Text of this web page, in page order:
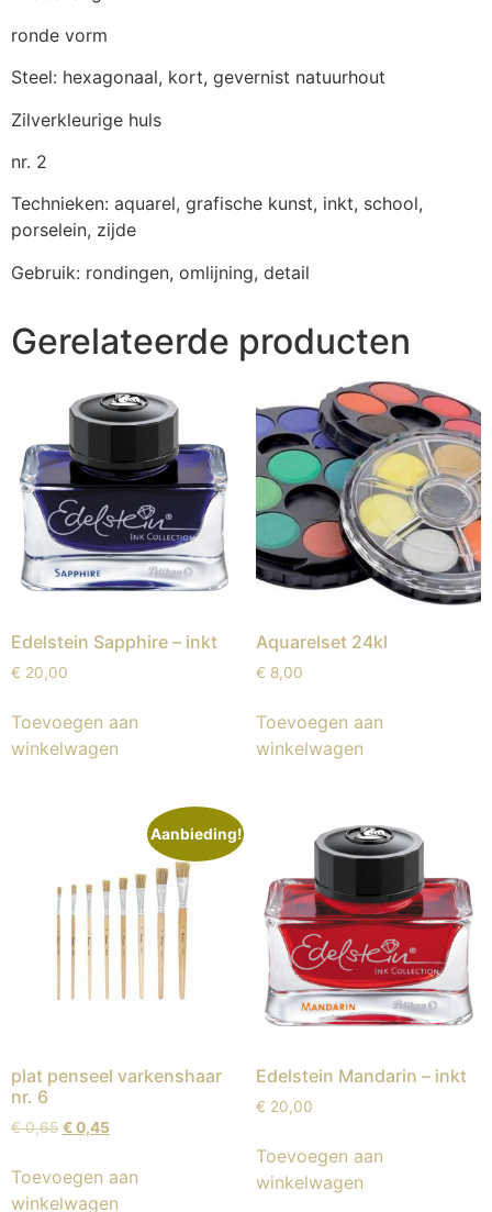
ronde vorm
Steel: hexagonaal, kort, gevernist natuurhout
Zilverkleurige huls
nr. 2
Technieken: aquarel, grafische kunst, inkt, school,
porselein, zijde
Gebruik: rondingen, omlijning, detail
Gerelateerde producten
Edelstein Sapphire – inkt
€ 20,00
Toevoegen aan
winkelwagen
Aquarelset 24kl
€ 8,00
Toevoegen aan
winkelwagen
Aanbieding!
plat penseel varkenshaar
nr. 6
€0,65 €0,45
Toevoegen aan
winkelwagen
Edelstein Mandarin – inkt
€ 20,00
Toevoegen aan
winkelwagen